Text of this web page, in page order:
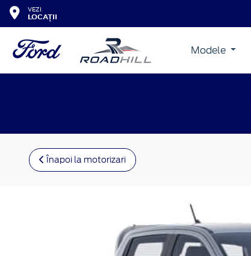
VEZI
LOCAȚII
Modele
Înapoi la motorizari